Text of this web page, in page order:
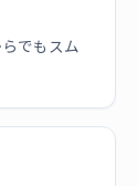
でもスム